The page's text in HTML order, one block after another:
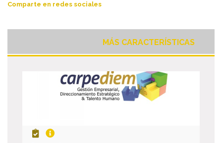
Comparte en redes sociales
MÁS CARACTERÍSTICAS